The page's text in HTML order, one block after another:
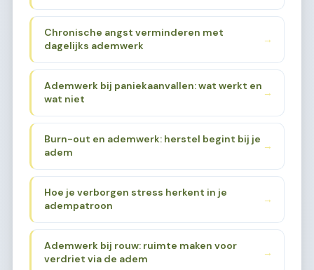
Chronische angst verminderen met
dagelijks ademwerk
→
Ademwerk bij paniekaanvallen: wat werkt en
wat niet
→
Burn-out en ademwerk: herstel begint bij je
adem
→
Hoe je verborgen stress herkent in je
adempatroon
→
Ademwerk bij rouw: ruimte maken voor
verdriet via de adem
→